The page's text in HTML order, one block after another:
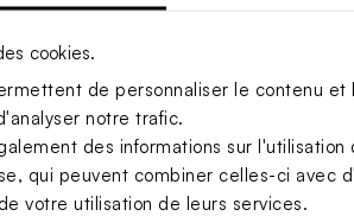
cookies.
de personnaliser le contenu
notre trafic.
des informations sur
qui peuvent combiner celles-ci avec
votre utilisation de leurs services.
Voir toute la